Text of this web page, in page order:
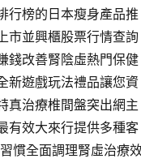
行榜的日本瘦身產品推
市並興櫃股票行情查詢
錢改善腎陰虛熱門保健
新遊戲玩法禮品讓您資
真治療椎間盤突出網主
有效大來行提供多種客
慣全面調理腎虛治療